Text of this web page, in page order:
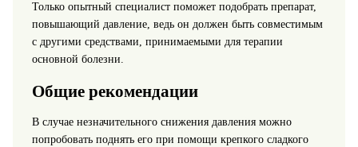
Только опытный специалист поможет подобрать препарат,
повышающий давление, ведь он должен быть совместимым
с другими средствами, принимаемыми для терапии
основной болезни.
Общие рекомендации
В случае незначительного снижения давления можно
попробовать поднять его при помощи крепкого сладкого